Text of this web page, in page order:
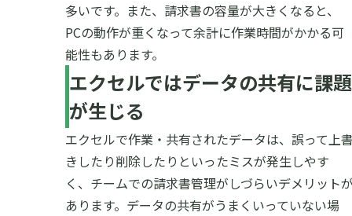
多いです。 また、請求書の容量が大きくなると、
PCの動作が重くなって余計に作業時間がかかる可
能性もあります。
エクセルではデータの共有に課題
が生じる
エクセルで作業・共有されたデータは、誤って上
きしたり削除したりといったミスが発生しやす
く、チームでの請求書管理がしづらいデメリット
あります。 データの共有がうまくいっていない場